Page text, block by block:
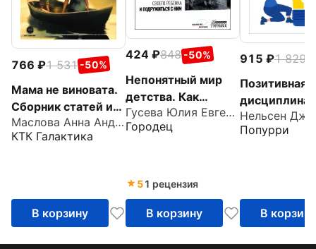
766 1 531 -50%
Мама не виновата.
Сборник статей и
рассказов для
родителей
Маслова Анна Андреевна
КТК Галактика
В корзину
424 848 -50%
Непонятный мир
детства. Как
понять своего
ребенка и
Гусева Юлия Евгеньевна
Городец
51 рецензия
В корзину
915 1 829
Позитивная
дисциплина.
помочь
развить
Нельсен
Попурри
В корзину